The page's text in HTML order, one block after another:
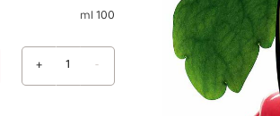
100 ml
-
1
+